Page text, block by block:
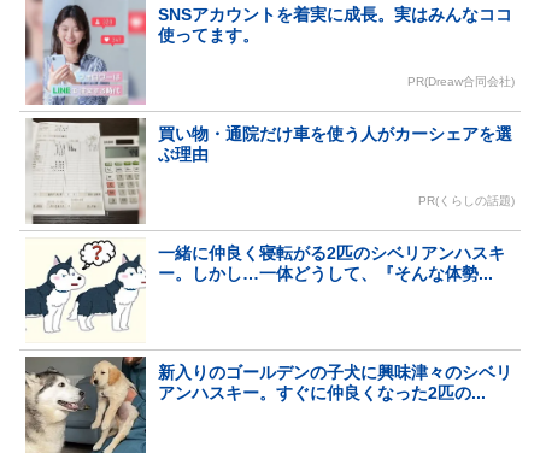
SNSアカウントを着実に成長。実はみんなココ
使ってます。
PR(Dreaw合同会社)
買い物・通院だけ車を使う人がカーシェアを選
ぶ理由
PR(くらしの話題)
一緒に仲良く寝転がる2匹のシベリアンハスキ
ー。しかし…一体どうして、『そんな体勢...
新入りのゴールデンの子犬に興味津々のシベリ
アンハスキー。すぐに仲良くなった2匹の...